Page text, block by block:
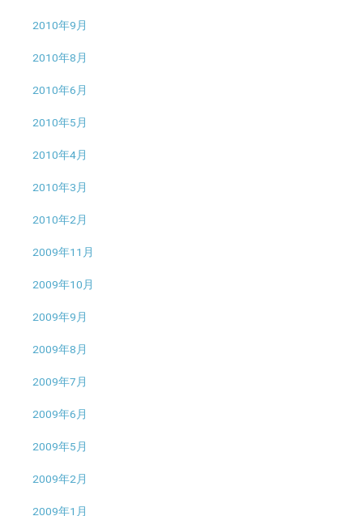
2010年9月
2010年8月
2010年6月
2010年5月
2010年4月
2010年3月
2010年2月
2009年11月
2009年10月
2009年9月
2009年8月
2009年7月
2009年6月
2009年5月
2009年2月
2009年1月